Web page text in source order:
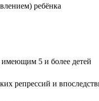
ребёнка
имеющим 5 и более детей
репрессий и